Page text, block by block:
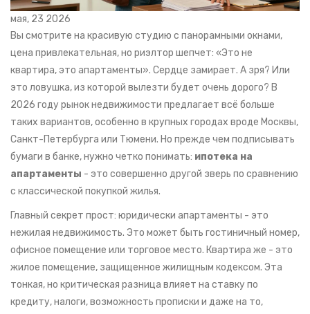
мая, 23 2026
Вы смотрите на красивую студию с панорамными окнами,
цена привлекательная, но риэлтор шепчет: «Это не
квартира, это апартаменты». Сердце замирает. А зря? Или
это ловушка, из которой вылезти будет очень дорого? В
2026 году рынок недвижимости предлагает всё больше
таких вариантов, особенно в крупных городах вроде Москвы,
Санкт-Петербурга или Тюмени. Но прежде чем подписывать
бумаги в банке, нужно четко понимать: ипотека на
апартаменты - это совершенно другой зверь по сравнению
с классической покупкой жилья.
Главный секрет прост: юридически апартаменты - это
нежилая недвижимость. Это может быть гостиничный номер,
офисное помещение или торговое место. Квартира же - это
жилое помещение, защищенное жилищным кодексом. Эта
тонкая, но критическая разница влияет на ставку по
кредиту, налоги, возможность прописки и даже на то,